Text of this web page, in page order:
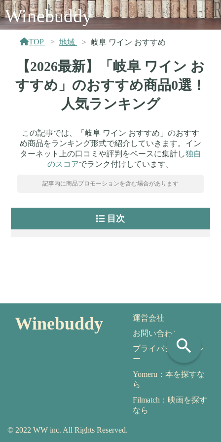
Winebuddy
TOP 地域 岐阜 ワイン おすすめ
【2026最新】「岐阜 ワイン お
すすめ」のおすすめ商品0選！
人気ランキング
この記事では、「岐阜 ワイン おすすめ」のおすす
め商品をランキング形式で紹介していきます。イン
ターネット上の口コミや評判をベースに集計し独自
のスコアでランク付けしています。
記事内に商品プロモーションを含む場合があります
目次
search
Winebuddy
運営会社
お問い合わせ
プライバシーポリシ
ー
Yomeru：本を探すな
ら
Filmatch：映画を探す
なら
© 2022 WW inc. All Rights Reserved.